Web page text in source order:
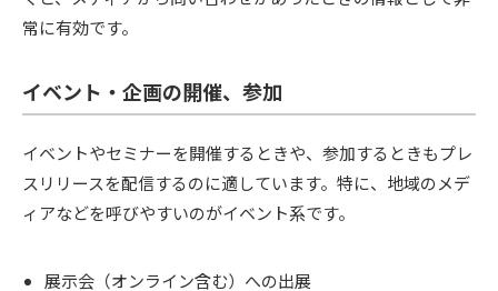
常に有効です。
イベント・企画の開催、参加
イベントやセミナーを開催するときや、参加するときもプレ
スリリースを配信するのに適しています。特に、地域のメデ
ィアなどを呼びやすいのがイベント系です。
展示会（オンライン含む）への出展